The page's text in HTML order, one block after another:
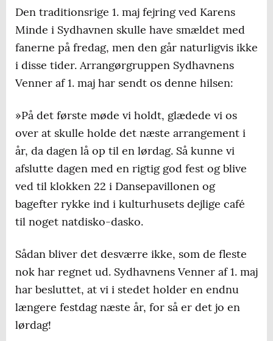
Den traditionsrige 1. maj fejring ved Karens
Minde i Sydhavnen skulle have smældet med
fanerne på fredag, men den går naturligvis ikke
i disse tider. Arrangørgruppen Sydhavnens
Venner af 1. maj har sendt os denne hilsen:
»På det første møde vi holdt, glædede vi os
over at skulle holde det næste arrangement i
år, da dagen lå op til en lørdag. Så kunne vi
afslutte dagen med en rigtig god fest og blive
ved til klokken 22 i Dansepavillonen og
bagefter rykke ind i kulturhusets dejlige café
til noget natdisko-dasko.
Sådan bliver det desværre ikke, som de fleste
nok har regnet ud. Sydhavnens Venner af 1. maj
har besluttet, at vi i stedet holder en endnu
længere festdag næste år, for så er det jo en
lørdag!